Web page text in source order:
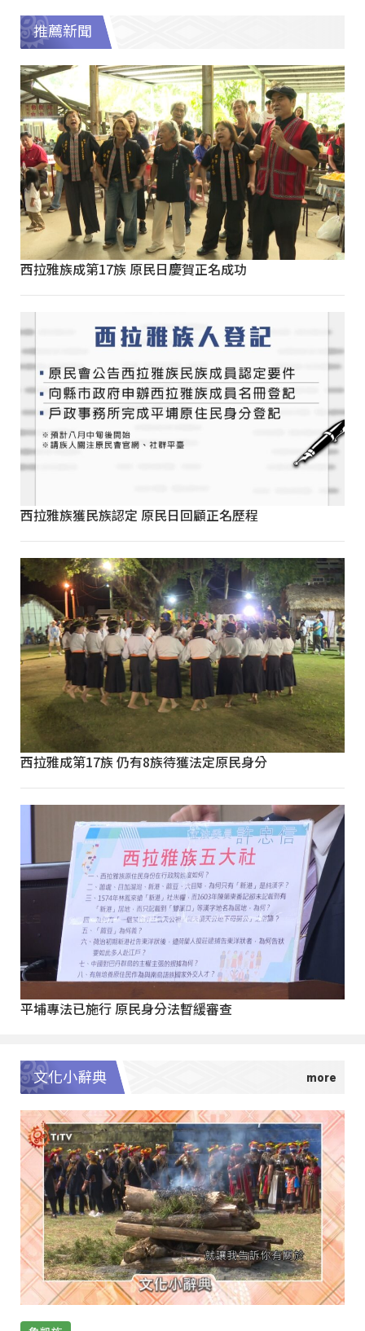
推薦新聞
西拉雅族成第17族 原民日慶賀正名成功
西拉雅族獲民族認定 原民日回顧正名歷程
西拉雅成第17族 仍有8族待獲法定原民身分
平埔專法已施行 原民身分法暫緩審查
文化小辭典